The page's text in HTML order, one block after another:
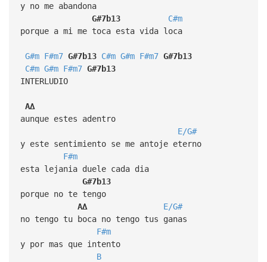
y no me abandona
G#7b13
C#m
porque a mi me toca esta vida loca
G#m F#m7 G#7b13 C#m G#m F#m7 G#7b13
C#m G#m F#m7 G#7b13
INTERLUDIO
A∆
aunque estes adentro
E/G#
y este sentimiento se me antoje eterno
F#m
esta lejania duele cada dia
G#7b13
porque no te tengo
A∆
E/G#
no tengo tu boca no tengo tus ganas
F#m
y por mas que intento
B